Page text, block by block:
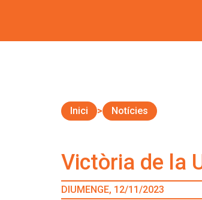
Inici Notícies
Victòria de la
DIUMENGE, 12/11/2023